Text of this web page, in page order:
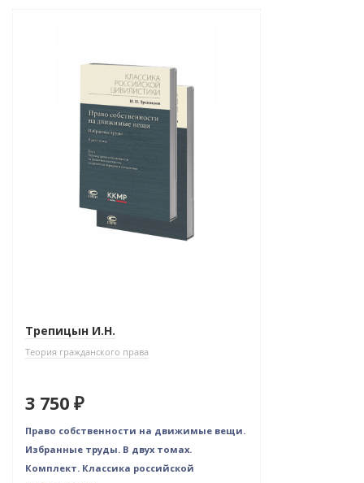
Трепицын И.Н.
Теория гражданского права
3 750 ₽
Право собственности на движимые вещи.
Избранные труды. В двух томах.
Комплект. Классика российской